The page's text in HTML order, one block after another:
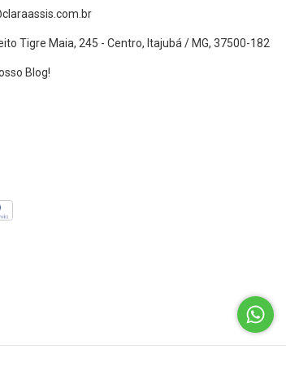
Tigre Maia, 245 - Centro, Itajubá / MG, 37500-182
Blog!